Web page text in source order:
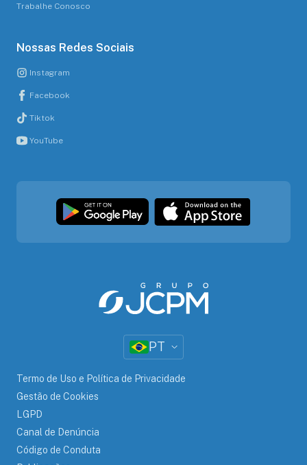
Trabalhe Conosco
Nossas Redes Sociais
Instagram
Facebook
Tiktok
YouTube
PT
Termo de Uso e Política de Privacidade
Gestão de Cookies
LGPD
Canal de Denúncia
Código de Conduta